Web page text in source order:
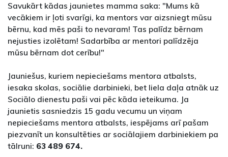
Savukārt kādas jaunietes mamma saka: "Mums kā
vecākiem ir ļoti svarīgi, ka mentors var aizsniegt mūsu
bērnu, kad mēs paši to nevaram! Tas palīdz bērnam
nejusties izolētam! Sadarbība ar mentori palīdzēja
mūsu bērnam dot cerību!"
Jauniešus, kuriem nepieciešams mentora atbalsts,
iesaka skolas, sociālie darbinieki, bet liela daļa atnāk uz
Sociālo dienestu paši vai pēc kāda ieteikuma. Ja
jaunietis sasniedzis 15 gadu vecumu un viņam
nepieciešams mentora atbalsts, iespējams arī pašam
piezvanīt un konsultēties ar sociālajiem darbiniekiem pa
tālruni: 63 489 674.